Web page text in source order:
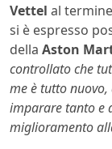
Vettel al
si è espresso
della Aston
controllato che
me è tutto
imparare tanto e
miglioramento